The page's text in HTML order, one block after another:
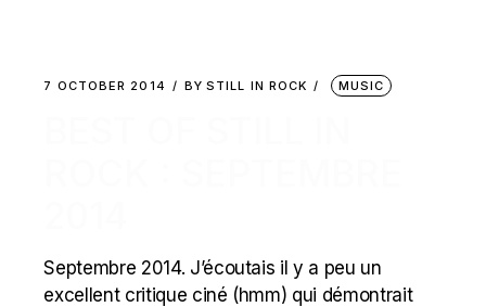
7 OCTOBER 2014 BY STILL IN ROCK MUSIC
Septembre 2014. J’écoutais il y a peu un
excellent critique ciné (hmm) qui démontrait